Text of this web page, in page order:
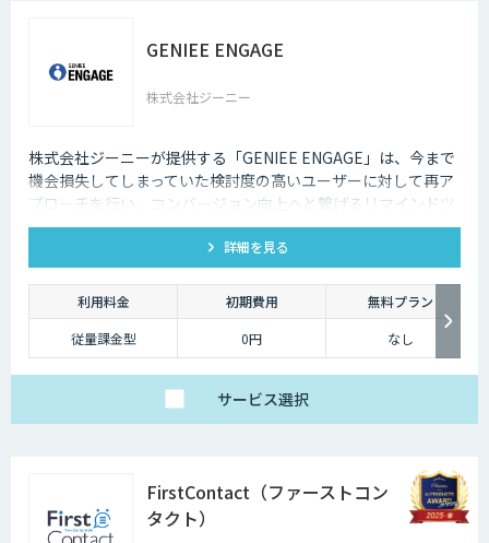
GENIEE ENGAGE
株式会社ジーニー
株式会社ジーニーが提供する「GENIEE ENGAGE」は、今まで
機会損失してしまっていた検討度の高いユーザーに対して再ア
プローチを行い、コンバージョン向上へと繋げるリマインドツ
ールです。
詳細を見る
利用料金 初期費用
無料プラン
従量課金型
0円 なし
サービス選択
FirstContact（ファーストコン
タクト）